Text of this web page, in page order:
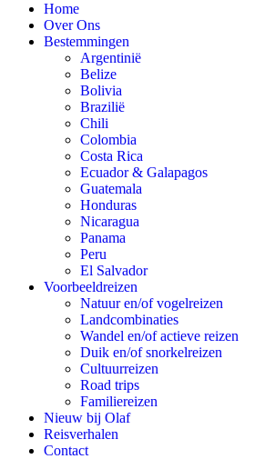
Home
Over Ons
Bestemmingen
Argentinië
Belize
Bolivia
Brazilië
Chili
Colombia
Costa Rica
Ecuador & Galapagos
Guatemala
Honduras
Nicaragua
Panama
Peru
El Salvador
Voorbeeldreizen
Natuur en/of vogelreizen
Landcombinaties
Wandel en/of actieve reizen
Duik en/of snorkelreizen
Cultuurreizen
Road trips
Familiereizen
Nieuw bij Olaf
Reisverhalen
Contact